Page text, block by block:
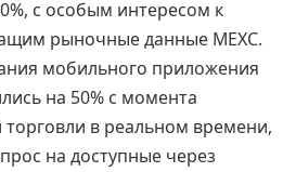
с особым интересом к
рыночные данные MEXC.
мобильного приложения
на 50% с момента
в реальном времени,
на доступные через